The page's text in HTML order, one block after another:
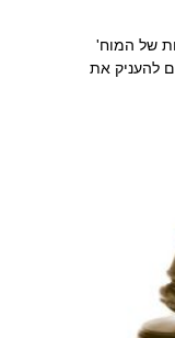
של המוח'
להעניק את